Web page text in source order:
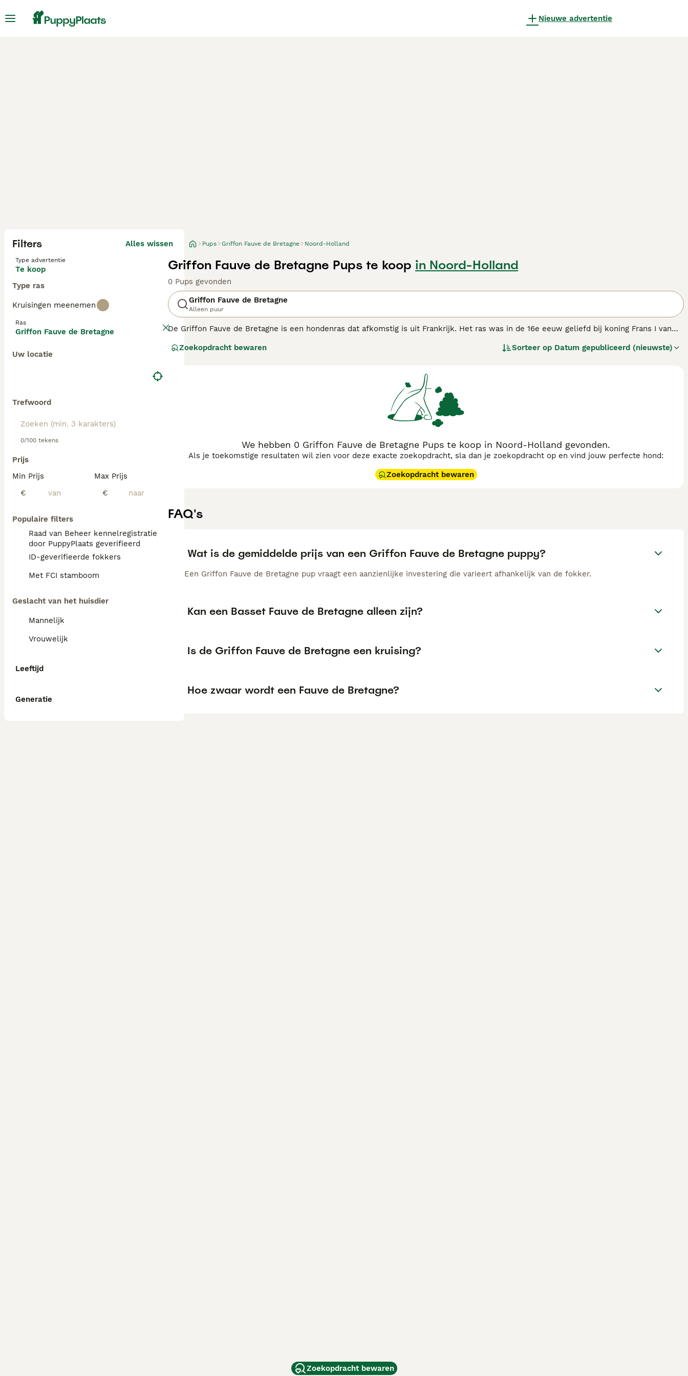
Nieuwe advertentie
Filters Alles wissen
Type advertentie
Te koop
Type ras
Kruisingen meenemen
Ras
Griffon Fauve de Bretagne
Uw locatie
Trefwoord
0/100 tekens
Prijs
Min Prijs
€
Max Prijs
€
Populaire filters
Raad van Beheer kennelregistratie
door PuppyPlaats geverifieerd
ID-geverifieerde fokkers
Met FCI stamboom
Geslacht van het huisdier
Mannelijk
Vrouwelijk
Leeftijd
Generatie
Pups Griffon Fauve de Bretagne Noord-Holland
Griffon Fauve de Bretagne Pups te koop in Noord-Holland
0 Pups gevonden
Griffon Fauve de Bretagne
Alleen puur
De Griffon Fauve de Bretagne is een hondenras dat afkomstig is uit Frankrijk. Het ras was in de 16e eeuw geliefd bij koning Frans I van
Zoekopdracht bewaren Sorteer op Datum gepubliceerd (nieuwste)
We hebben 0 Griffon Fauve de Bretagne Pups te koop in Noord-Holland gevonden.
Als je toekomstige resultaten wil zien voor deze exacte zoekopdracht, sla dan je zoekopdracht op en vind jouw perfecte hond:
Zoekopdracht bewaren
FAQ's
Wat is de gemiddelde prijs van een Griffon Fauve de Bretagne puppy?
Een Griffon Fauve de Bretagne pup vraagt een aanzienlijke investering die varieert afhankelijk van de fokker.
Kan een Basset Fauve de Bretagne alleen zijn?
Is de Griffon Fauve de Bretagne een kruising?
Hoe zwaar wordt een Fauve de Bretagne?
Zoekopdracht bewaren